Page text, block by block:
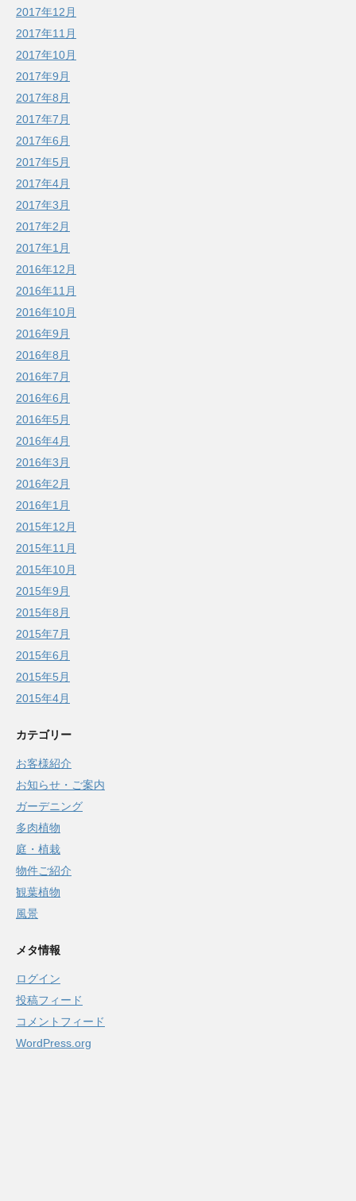
2017年12月
2017年11月
2017年10月
2017年9月
2017年8月
2017年7月
2017年6月
2017年5月
2017年4月
2017年3月
2017年2月
2017年1月
2016年12月
2016年11月
2016年10月
2016年9月
2016年8月
2016年7月
2016年6月
2016年5月
2016年4月
2016年3月
2016年2月
2016年1月
2015年12月
2015年11月
2015年10月
2015年9月
2015年8月
2015年7月
2015年6月
2015年5月
2015年4月
カテゴリー
お客様紹介
お知らせ・ご案内
ガーデニング
多肉植物
庭・植栽
物件ご紹介
観葉植物
風景
メタ情報
ログイン
投稿フィード
コメントフィード
WordPress.org